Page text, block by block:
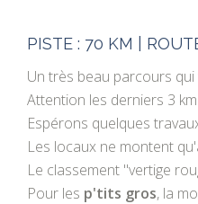
PISTE : 70 KM |
Un très beau parcours
Attention les derniers 3
Espérons quelques
Les locaux ne montent
Le classement "vertige
Pour les p'tits gros, la